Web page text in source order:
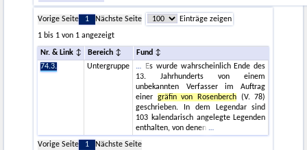
Vorige Seite 1 Nächste Seite
Einträge zeigen
1 bis 1 von 1 angezeigt
Nr. & Link Bereich
Fund
74.3.
Untergruppe
Es wurde wahrscheinlich Ende des
13. Jahrhunderts von einem
unbekannten Verfasser im Auftrag
einer gräfin von Rosenberch (V. 78)
geschrieben. In dem Legendar sind
103 kalendarisch angelegte Legenden
enthalten, von denen
Vorige Seite
1 Nächste Seite